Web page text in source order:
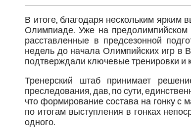
В итоге, благодаря нескольким ярким
Олимпиаде. Уже на предолимпийском
расставленные в предсезонной
недель до начала Олимпийских игр в
подтверждали ключевые тренировки и
Тренерский штаб принимает
преследования, дав, по сути,
что формирование состава на гонку с
по итогам выступления в гонках
одного.